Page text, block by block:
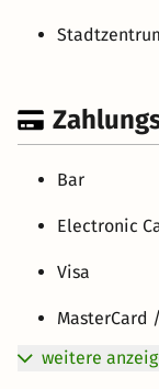
Bar
Electronic
Visa
MasterCard
weitere